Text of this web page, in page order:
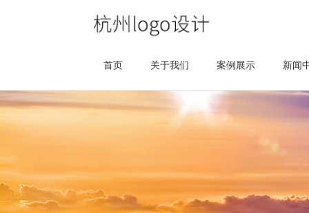
首页 关于我们 案例展示 新闻